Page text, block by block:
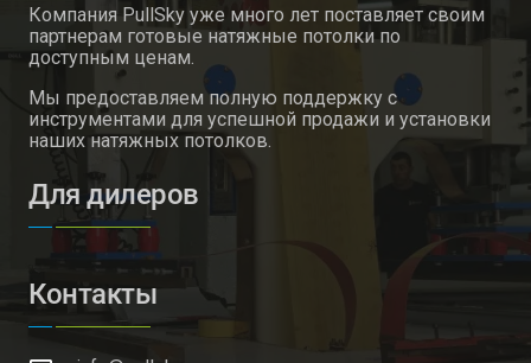
Компания PullSky уже много лет поставляет своим
партнерам готовые натяжные потолки по
доступным ценам.
Мы предоставляем полную поддержку с
инструментами для успешной продажи и установки
наших натяжных потолков.
Для дилеров
Контакты